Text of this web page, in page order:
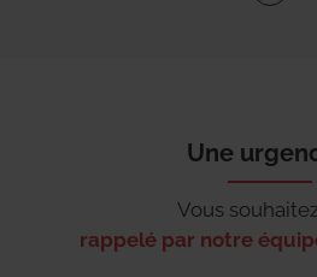
Une
Vous
rappelé par notre